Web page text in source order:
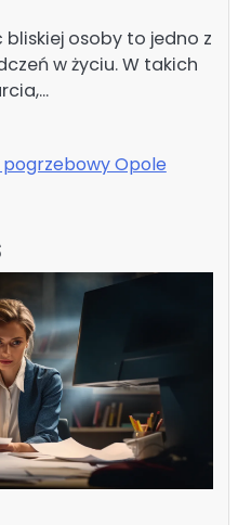
bliskiej osoby to jedno z
w życiu. W takich
pogrzebowy Opole